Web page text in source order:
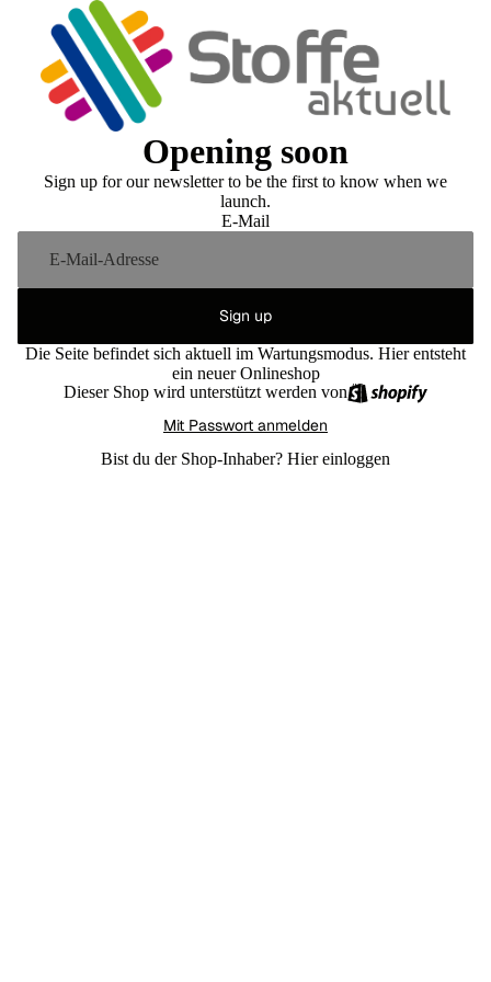
Opening soon
Sign up for our newsletter to be the first to know when we
launch.
E-Mail
Sign up
Die Seite befindet sich aktuell im Wartungsmodus. Hier entsteht
ein neuer Onlineshop
Dieser Shop wird unterstützt werden von
Mit Passwort anmelden
Bist du der Shop-Inhaber? Hier einloggen